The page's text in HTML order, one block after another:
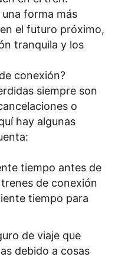
forma más
el futuro próximo,
tranquila y los
conexión?
siempre son
o
hay algunas
tiempo antes de
de conexión
tiempo para
de viaje que
debido a cosas